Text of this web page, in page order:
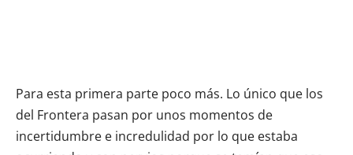
Para esta primera parte poco más. Lo único que los
del Frontera pasan por unos momentos de
incertidumbre e incredulidad por lo que estaba